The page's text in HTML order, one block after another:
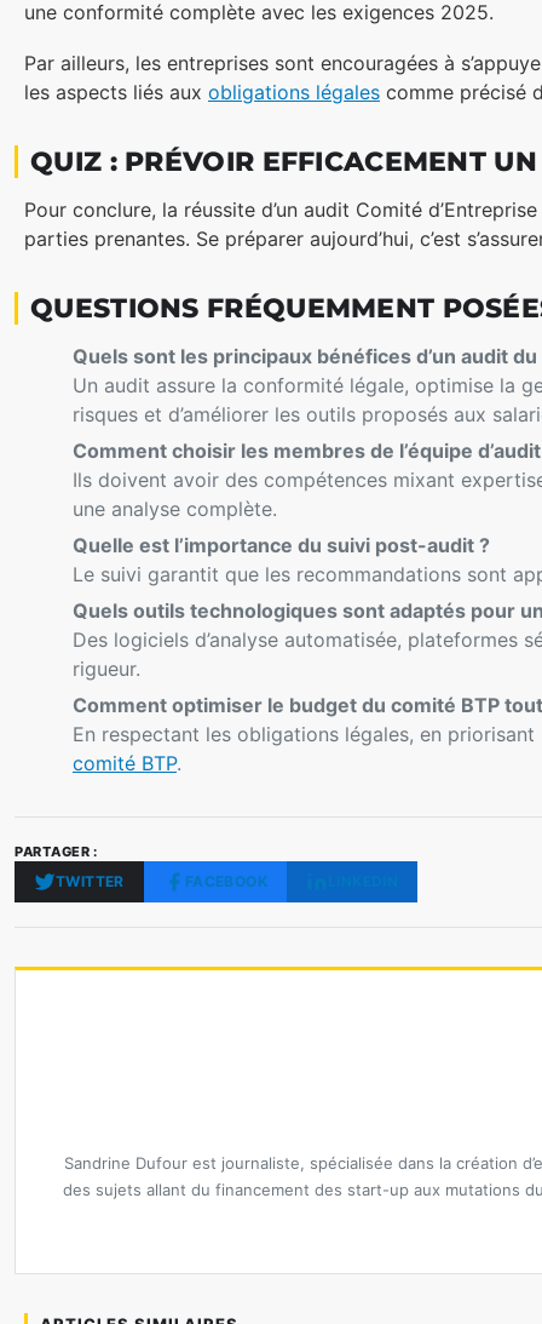
une conformité complète avec les exigences 2025.
Par ailleurs, les entreprises sont encouragées à
les aspects liés aux obligations légales comme précisé
QUIZ : PRÉVOIR EFFICACEMENT
Pour chaque question, sélectionnez la réponse que
Pour conclure, la réussite d’un audit Comité
parties prenantes. Se préparer aujourd’hui, c’est
QUESTIONS FRÉQUEMMENT
Quels sont les principaux bénéfices d’un audit
Un audit assure la conformité légale, optimise la
risques et d’améliorer les outils proposés aux
Comment choisir les membres de l’équipe
Ils doivent avoir des compétences mixant
une analyse complète.
Quelle est l’importance du suivi post-audit ?
Le suivi garantit que les recommandations sont
Quels outils technologiques sont adaptés pour
Des logiciels d’analyse automatisée,
rigueur.
Comment optimiser le budget du comité BTP
En respectant les obligations légales, en
comité BTP.
PARTAGER :
TWITTER FACEBOOK
Sandrine Dufour est journaliste, spécialisée dans la création
des sujets allant du financement des start-up aux mutations